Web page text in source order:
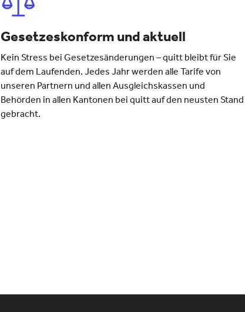
Gesetzeskonform und aktuell
Kein Stress bei Gesetzesänderungen – quitt bleibt für Sie
auf dem Laufenden. Jedes Jahr werden alle Tarife von
unseren Partnern und allen Ausgleichskassen und
Behörden in allen Kantonen bei quitt auf den neusten Stand
gebracht.